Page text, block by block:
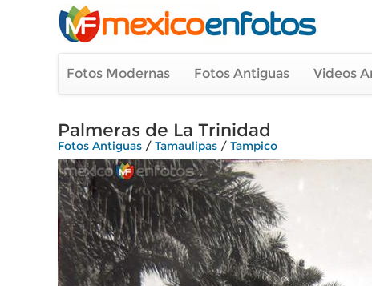
Fotos Modernas Fotos Antiguas Videos
Palmeras de La Trinidad
Fotos Antiguas / Tamaulipas / Tampico